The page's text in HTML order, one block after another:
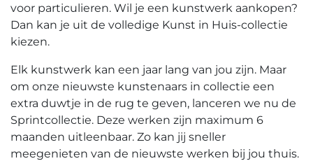
voor particulieren. Wil je een kunstwerk aankopen?
Dan kan je uit de volledige Kunst in Huis-collectie
kiezen.
Elk kunstwerk kan een jaar lang van jou zijn. Maar
om onze nieuwste kunstenaars in collectie een
extra duwtje in de rug te geven, lanceren we nu de
Sprintcollectie. Deze werken zijn maximum 6
maanden uitleenbaar. Zo kan jij sneller
meegenieten van de nieuwste werken bij jou thuis.